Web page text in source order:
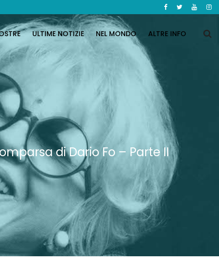
ULTIME NOTIZIE NEL MONDO ALTRE INFO
di Dario Fo – Parte II